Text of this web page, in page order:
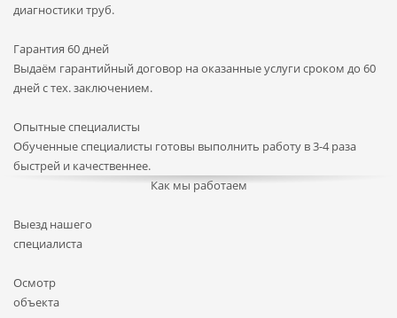
диагностики труб.
Гарантия 60 дней
Выдаём гарантийный договор на оказанные услуги сроком до 60
дней с тех. заключением.
Опытные специалисты
Обученные специалисты готовы выполнить работу в 3-4 раза
быстрей и качественнее.
Как мы работаем
Выезд нашего
специалиста
Осмотр
объекта